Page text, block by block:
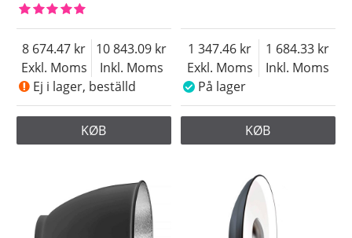
Exkl. Moms
8 674.47
Inkl. Moms
10 843.09
Ej i lager, beställd
KØB
Exkl. Moms
1 347.46
Inkl. Moms
1 684.33
På lager
KØB